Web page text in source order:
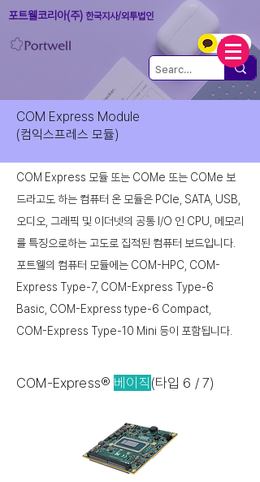
포트웰코리아(주) 한국지사/외투법인
COM Express Module
(컴익스프레스 모듈)
COM Express 모듈 또는 COMe 또는 COMe 보
드라고도 하는 컴퓨터 온 모듈은 PCIe, SATA, USB,
오디오, 그래픽 및 이더넷의 공통 I/O 인 CPU, 메모리
를 특징으로하는 고도로 집적된 컴퓨터 보드입니다.
포트웰의 컴퓨터 모듈에는 COM-HPC, COM-
Express Type-7, COM-Express Type-6
Basic, COM-Express type-6 Compact,
COM-Express Type-10 Mini 등이 포함됩니다.
COM-Express® 베이직 (타입 6 / 7)